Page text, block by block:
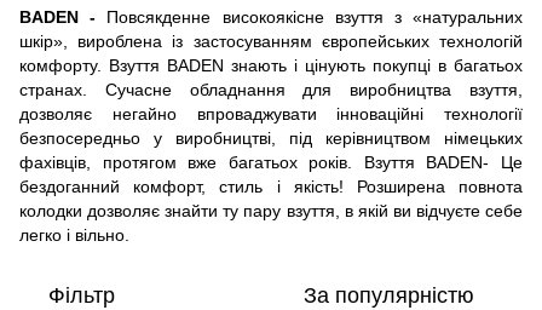
BADEN - Повсякденне високоякісне взуття з «натуральних
шкір», вироблена із застосуванням європейських технологій
комфорту. Взуття BADEN знають і цінують покупці в багатьох
странах. Сучасне обладнання для виробництва взуття,
дозволяє негайно впроваджувати інноваційні технології
безпосередньо у виробництві, під керівництвом німецьких
фахівців, протягом вже багатьох років. Взуття BADEN- Це
бездоганний комфорт, стиль і якість! Розширена повнота
колодки дозволяє знайти ту пару взуття, в якій ви відчуєте себе
легко і вільно.
Фільтр За популярністю